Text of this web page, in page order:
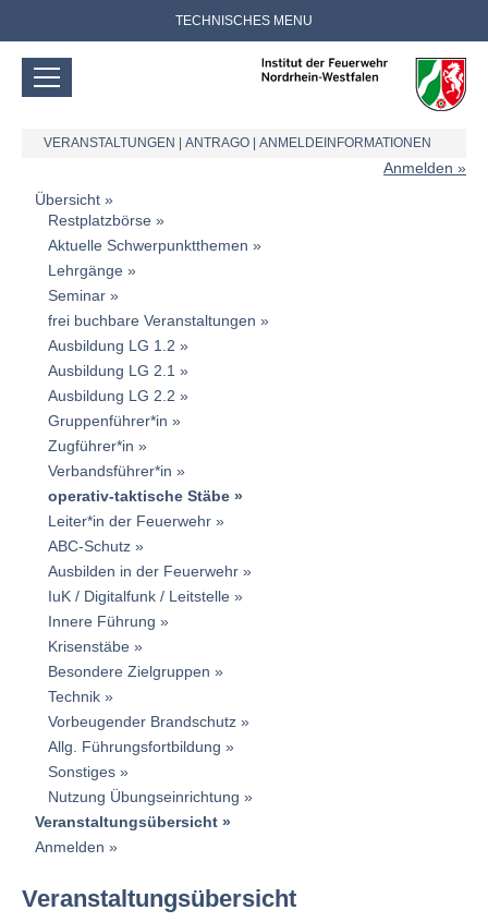
TECHNISCHES MENU
VERANSTALTUNGEN ANTRAGO ANMELDEINFORMATIONEN
Anmelden
Übersicht
Restplatzbörse
Aktuelle Schwerpunktthemen
Lehrgänge
Seminar
frei buchbare Veranstaltungen
Ausbildung LG 1.2
Ausbildung LG 2.1
Ausbildung LG 2.2
Gruppenführer*in
Zugführer*in
Verbandsführer*in
operativ-taktische Stäbe
Leiter*in der Feuerwehr
ABC-Schutz
Ausbilden in der Feuerwehr
IuK / Digitalfunk / Leitstelle
Innere Führung
Krisenstäbe
Besondere Zielgruppen
Technik
Vorbeugender Brandschutz
Allg. Führungsfortbildung
Sonstiges
Nutzung Übungseinrichtung
Veranstaltungsübersicht
Anmelden
Veranstaltungsübersicht